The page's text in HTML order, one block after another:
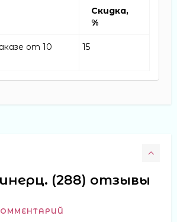
Скидка,
%
от 10
15
(288) отзывы